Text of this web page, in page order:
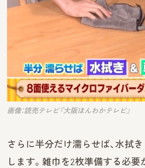
画像：読売テレビ『大阪ほんわかテレビ』
さらに半分だけ濡らせば、水拭
します。雑巾を2枚準備する必要